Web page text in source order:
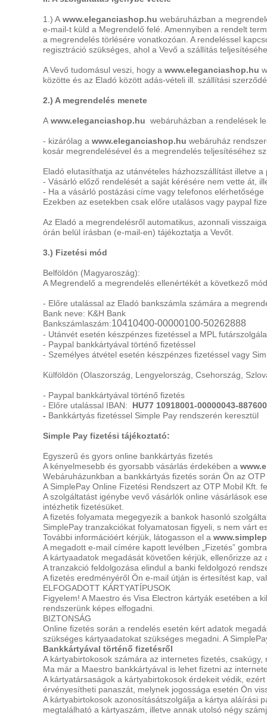
készítés,
hímzés
Nyakkendő
viselési
tudnivalók
1.) A www.eleganciashop.hu webáruházban a
e-mail-t küld a Megrendelő felé. Amennyiben a rendelt
a megrendelés törlésére vonatkozóan. A rendeléssel
regisztráció szükséges, ahol a Vevő a szállítás
A Vevő tudomásul veszi, hogy a www.eleganciashop.hu
közötte és az Eladó között adás-vételi ill. szállítási
2.) A megrendelés menete
A www.eleganciashop.hu webáruházban a rendelések
- kizárólag a www.eleganciashop.hu webáruház
kosár megrendelésével és a megrendelés teljesítéséhez
Eladó elutasíthatja az utánvételes házhozszállítást illetve
- Vásárló előző rendelését a saját kérésére nem vette át,
- Ha a vásárló postázási címe vagy telefonos
Ezekben az esetekben csak előre utalásos vagy paypal
Az Eladó a megrendelésről automatikus, azonnali
órán belül írásban (e-mail-en) tájékoztatja a Vevőt.
3.) Fizetési mód
Belföldön (Magyaroszág):
A Megrendelő a megrendelés ellenértékét a következő
- Előre utalással az Eladó bankszámla számára a
Bank neve: K&H Bank
Bankszámlaszám:10410400-00000100-50262888
- Utánvét esetén készpénzes fizetéssel a MPL
- Paypal bankkártyával történő fizetéssel
- Személyes átvétel esetén készpénzes fizetéssel vagy
Külföldön (Olaszország, Lengyelország, Csehország,
- Paypal bankkártyával történő fizetés
- Előre utalással IBAN: HU77 10918001-00000043-
- Bankkártyás fizetéssel Simple Pay rendszerén keresztül
Simple Pay fizetési tájékoztató:
Egyszerű és gyors online bankkártyás fizetés
A kényelmesebb és gyorsabb vásárlás érdekében a www.e
Webáruházunkban a bankkártyás fizetés során Ön az
A SimplePay Online Fizetési Rendszert az OTP Mobil Kft.
A szolgáltatást igénybe vevő vásárlók online vásárlások
intézhetik fizetésüket.
A fizetés folyamata megegyezik a bankok hasonló
SimplePay tranzakciókat folyamatosan figyeli, s nem várt
További információért kérjük, látogasson el a
A megadott e-mail címére kapott levélben „Fizetés”
A kártyaadatok megadását követően kérjük, ellenőrizze az
A tranzakció feldolgozása elindul a banki feldolgozó
A fizetés eredményéről Ön e-mail útján is értesítést kap,
ELFOGADOTT KÁRTYATÍPUSOK
Figyelem! A Maestro és Visa Electron kártyák esetében a
rendszerünk képes elfogadni.
BIZTONSÁG
Online fizetés során a rendelés esetén kért adatok
szükséges kártyaadatokat szükséges megadni. A
Bankkártyával történő fizetésről
A kártyabirtokosok számára az internetes fizetés,
Ma már a Maestro bankkártyával is lehet fizetni az
A kártyatársaságok a kártyabirtokosok érdekeit védik,
érvényesítheti panaszát, melynek jogossága esetén Ön
A kártyabirtokosok azonosításátszolgálja a kártya aláírási
megtalálható a kártyaszám, illetve annak utolsó négy